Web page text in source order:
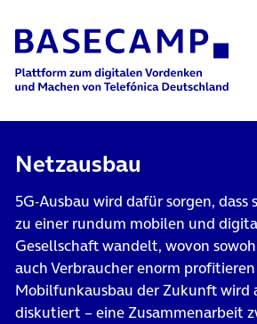
Main Navigation
Netzausbau
5G-Ausbau wird dafür sorgen, dass
zu einer rundum mobilen und
Gesellschaft wandelt, wovon
auch Verbraucher enorm
Mobilfunkausbau der Zukunft
diskutiert – eine Zusammenarbeit